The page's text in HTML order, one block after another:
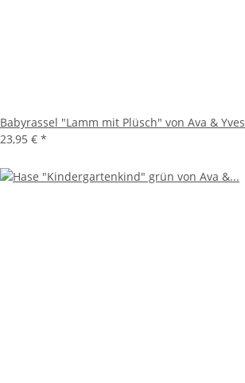
Babyrassel "Lamm mit Plüsch" von Ava & Yves
23,95 € *